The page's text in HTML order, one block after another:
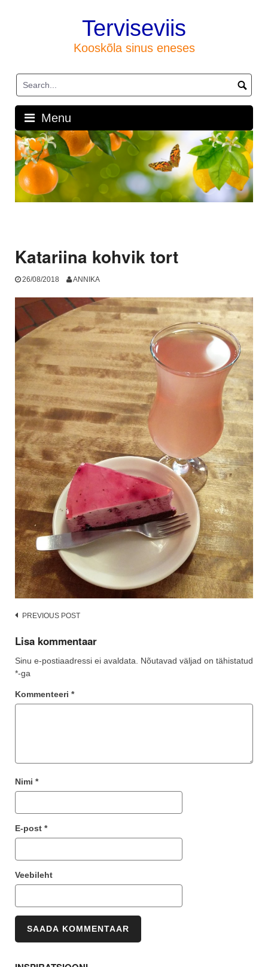
Terviseviis
Kooskõla sinus eneses
Menu
Katariina kohvik tort
26/08/2018 ANNIKA
Post
navigation
PREVIOUS POST
Lisa kommentaar
Sinu e-postiaadressi ei avaldata.
Nõutavad väljad on tähistatud
*-ga
Kommenteeri *
Nimi *
E-post *
Veebileht